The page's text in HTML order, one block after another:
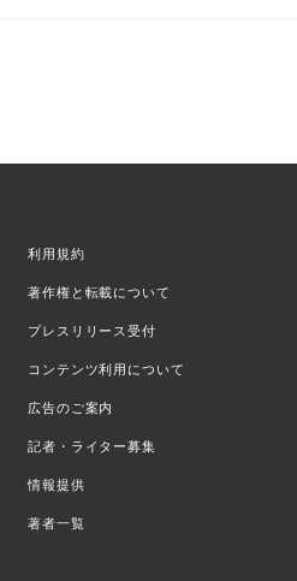
利用規約
著作権と転載について
プレスリリース受付
コンテンツ利用について
広告のご案内
記者・ライター募集
情報提供
著者一覧